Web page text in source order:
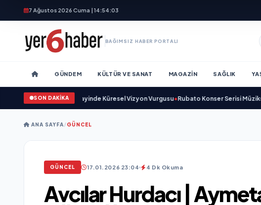
7 Ağustos 2026 Cuma | 14:54:05
BAĞIMSIZ HABER PORTALI
GÜNDEM KÜLTÜR VE SANAT MAGAZIN SAĞLIK
SON DAKİKA
ve Savunma Sanayinde Küresel Vizyon Vurgusu•Rubato Konser Serisi
ANA SAYFA/GÜNCEL
GÜNCEL 17.01.2026 23:04 4 Dk Okuma
Avcılar Hurdacı |